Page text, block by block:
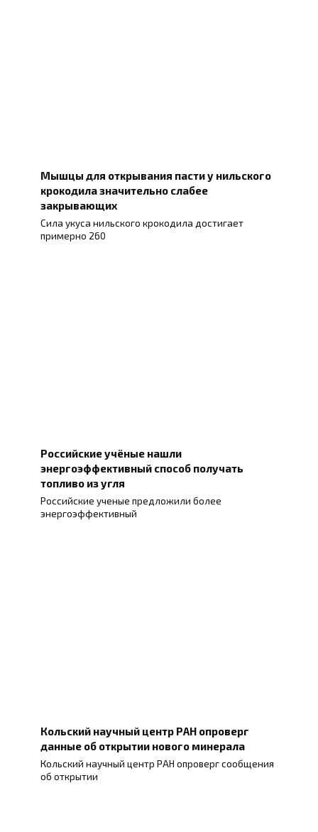
Мышцы для открывания пасти у нильского
крокодила значительно слабее
закрывающих
Сила укуса нильского крокодила достигает
примерно 260
Российские учёные нашли
энергоэффективный способ получать
топливо из угля
Российские ученые предложили более
энергоэффективный
Кольский научный центр РАН опроверг
данные об открытии нового минерала
Кольский научный центр РАН опроверг сообщения
об открытии